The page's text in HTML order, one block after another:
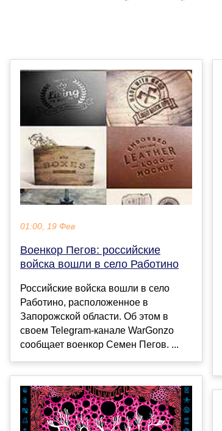
01:00, 19 Фев
Военкор Пегов: российские
войска вошли в село Работино
Российские войска вошли в село
Работино, расположенное в
Запорожской области. Об этом в
своем Telegram-канале WarGonzo
сообщает военкор Семен Пегов. ...